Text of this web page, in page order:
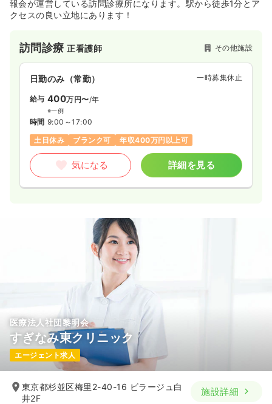
報会が運営している訪問診療所になります。駅から徒歩1分とア
クセスの良い立地にあります！
訪問診療正看護師 その他施設
日勤のみ（常勤） 一時募集休止
給与 400万円〜/年
※一例
時間 9:00～17:00
土日休み
ブランク可 年収400万円以上可
気になる 詳細を見る
医療法人社団黎明会
すぎなみ東クリニック
エージェント求人
東京都杉並区梅里2-40-16 ビラージュ白
井2F
施設詳細